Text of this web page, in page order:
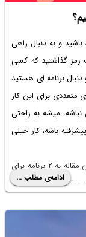
و به دنبال راهی
رمز گذاشتید که کسی
برنامه ای هستید
متعددی برای این کار
نباشه، میشه به راحتی
باشه، کار خیلی
۲ برنامه برای
میکنیم.ادامه‌ی مطلب ...